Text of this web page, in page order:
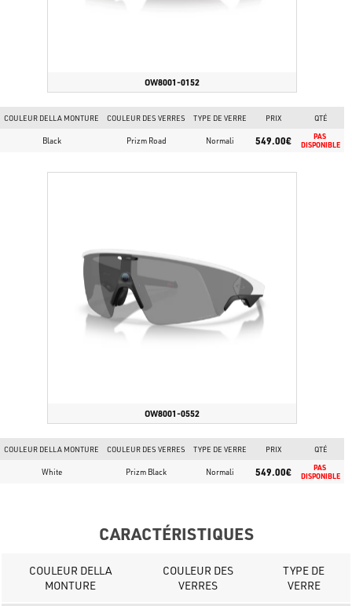
OW8001-0152
COULEUR DELLA MONTURE COULEUR DES VERRES TYPE DE VERRE PRIX QTÉ
Black Prizm Road Normali 549.00€
PAS
DISPONIBLE
OW8001-0552
COULEUR DELLA MONTURE COULEUR DES VERRES TYPE DE VERRE PRIX QTÉ
White Prizm Black Normali 549.00€
PAS
DISPONIBLE
CARACTÉRISTIQUES
COULEUR DELLA
MONTURE
COULEUR DES
VERRES
TYPE DE
VERRE